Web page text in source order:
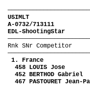
USIMLT
A-0732/713111
EDL-ShootingStar
Rnk SNr Competitor
1. France
458 LOUIS Jose
452 BERTHOD Gabriel
467 PASTOURET Jean-